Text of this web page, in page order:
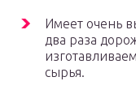
Имеет очень
два раза
сырья.